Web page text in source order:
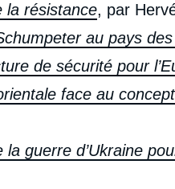
la résistance, par
au pays
de sécurité pour
face au
guerre d’Ukraine de
la